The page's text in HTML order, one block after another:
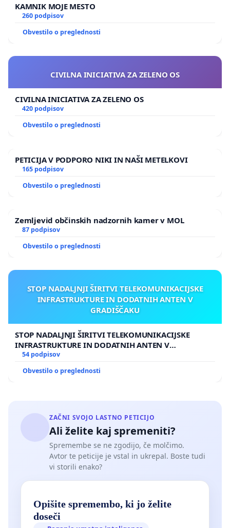
KAMNIK MOJE MESTO
260 podpisov
Obvestilo o preglednosti
CIVILNA INICIATIVA ZA ZELENO OS
CIVILNA INICIATIVA ZA ZELENO OS
420 podpisov
Obvestilo o preglednosti
PETICIJA V PODPORO NIKI IN NAŠI METELKOVI
165 podpisov
Obvestilo o preglednosti
Zemljevid občinskih nadzornih kamer v MOL
87 podpisov
Obvestilo o preglednosti
STOP NADALJNJI ŠIRITVI TELEKOMUNIKACIJSKE
INFRASTRUKTURE IN DODATNIH ANTEN V
GRADIŠČAKU
STOP NADALJNJI ŠIRITVI TELEKOMUNIKACIJSKE
INFRASTRUKTURE IN DODATNIH ANTEN V
GRADIŠČAKU
54 podpisov
Obvestilo o preglednosti
ZAČNI SVOJO LASTNO PETICIJO
Ali želite kaj spremeniti?
Spremembe se ne zgodijo, če molčimo.
Avtor te peticije je vstal in ukrepal. Boste tudi
vi storili enako?
Opišite spremembo, ki jo želite
doseči